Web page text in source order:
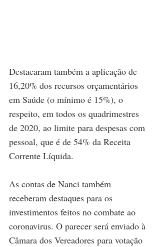
Destacaram também a aplicação de
16,20% dos recursos orçamentários
em Saúde (o mínimo é 15%), o
respeito, em todos os quadrimestres
de 2020, ao limite para despesas com
pessoal, que é de 54% da Receita
Corrente Líquida.
As contas de Nanci também
receberam destaques para os
investimentos feitos no combate ao
coronavirus. O parecer será enviado à
Câmara dos Vereadores para votação